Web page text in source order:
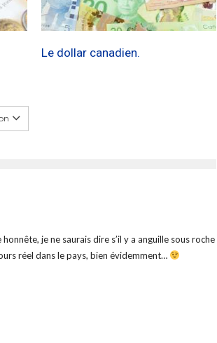
Le dollar canadien.
je ne saurais dire s’il y a anguille sous roche
réel dans le pays, bien évidemment…